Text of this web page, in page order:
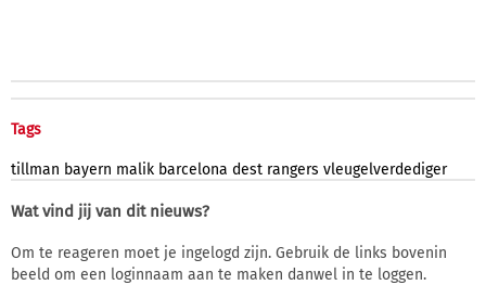
Tags
tillman bayern malik barcelona dest rangers vleugelverdediger
Wat vind jij van dit nieuws?
Om te reageren moet je ingelogd zijn. Gebruik de links bovenin
beeld om een loginnaam aan te maken danwel in te loggen.